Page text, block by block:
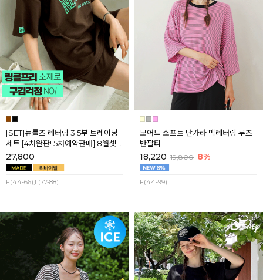
[SET]뉴룰즈 레터링 3.5부 트레이닝
세트 [4차완판! 5차예약판매] 8월셋
째주 순차배송
27,800
F(44-66),L(77-88)
모어드 소프트 단가라 백레터링 루즈
반팔티
18,220 19,800 8%
F(44-99)